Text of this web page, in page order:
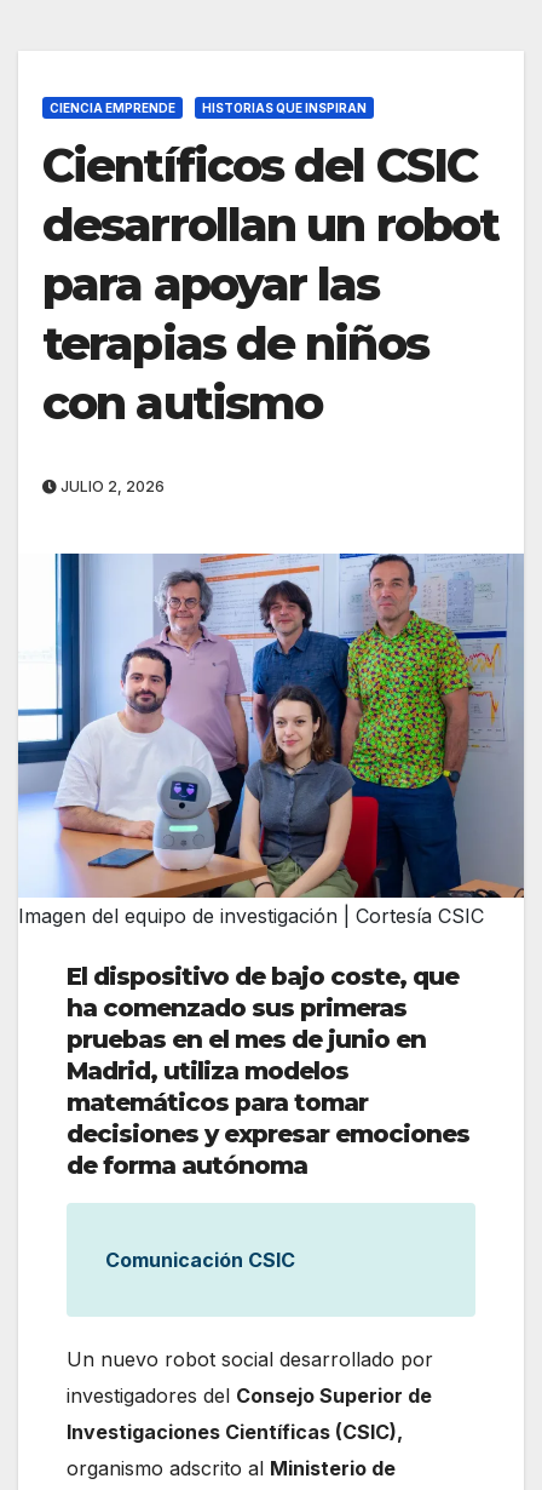
CIENCIA EMPRENDE HISTORIAS QUE INSPIRAN
Científicos del CSIC
desarrollan un robot
para apoyar las
terapias de niños
con autismo
JULIO 2, 2026
Imagen del equipo de investigación | Cortesía CSIC
El dispositivo de bajo coste, que
ha comenzado sus primeras
pruebas en el mes de junio en
Madrid, utiliza modelos
matemáticos para tomar
decisiones y expresar emociones
de forma autónoma
Comunicación CSIC
Un nuevo robot social desarrollado por
investigadores del Consejo Superior de
Investigaciones Científicas (CSIC),
organismo adscrito al Ministerio de